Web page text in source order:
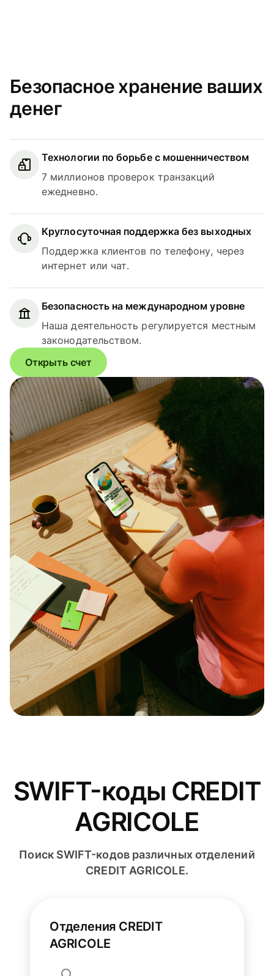
Безопасное хранение ваших
денег
Технологии по борьбе с мошенничеством
7 миллионов проверок транзакций
ежедневно.
Круглосуточная поддержка без выходных
Поддержка клиентов по телефону, через
интернет или чат.
Безопасность на международном уровне
Наша деятельность регулируется местным
законодательством.
Открыть счет
SWIFT-коды CREDIT
AGRICOLE
Поиск SWIFT-кодов различных отделений
CREDIT AGRICOLE.
Отделения CREDIT
AGRICOLE